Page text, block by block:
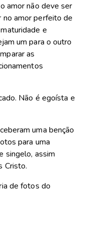
amor não deve ser
amor perfeito de
e
um para o outro
as
Não é egoísta e
uma benção
para uma
singelo, assim
Cristo.
de fotos do